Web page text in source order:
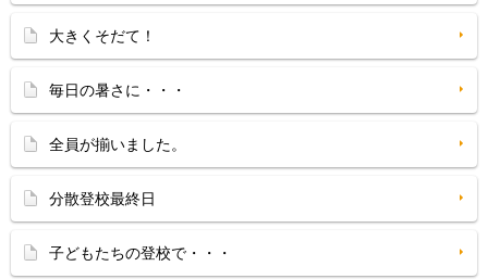
大きくそだて！
毎日の暑さに・・・
全員が揃いました。
分散登校最終日
子どもたちの登校で・・・